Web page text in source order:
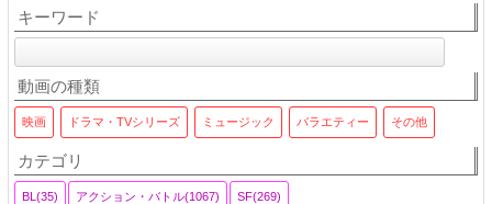
キーワード
動画の種類
映画 ドラマ・TVシリーズ ミュージック バラエティー その他
カテゴリ
BL(35) アクション・バトル(1067) SF(269)